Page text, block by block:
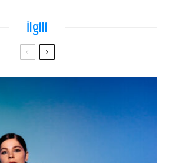
İlgili